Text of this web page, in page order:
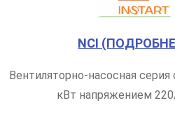
NCI
Вентиляторно-насосная серия
кВт напряжением